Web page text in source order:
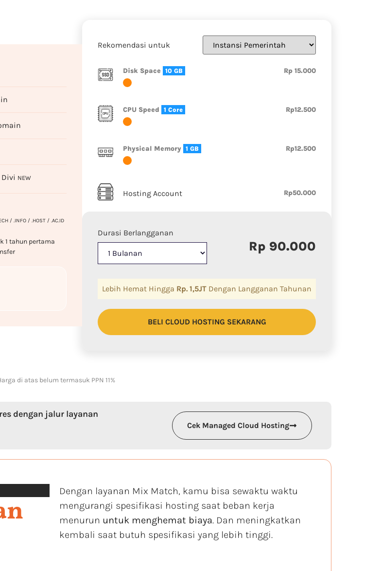
Rekomendasi untuk
Disk Space 10 GB Rp 15.000
CPU Speed 1 Core Rp12.500
Physical Memory 1 GB Rp12.500
Hosting Account Rp50.000
Durasi Berlangganan
Rp 90.000
Lebih Hemat Hingga Rp. 1,5JT Dengan Langganan Tahunan
BELI CLOUD HOSTING SEKARANG
NEW
/ .INFO / .HOST / .AC.ID
1 tahun pertama
di atas belum termasuk PPN 11%
dengan jalur layanan
Cek Managed Cloud Hosting
Dengan layanan Mix Match, kamu bisa sewaktu waktu
mengurangi spesifikasi hosting saat beban kerja
menurun untuk menghemat biaya. Dan meningkatkan
kembali saat butuh spesifikasi yang lebih tinggi.